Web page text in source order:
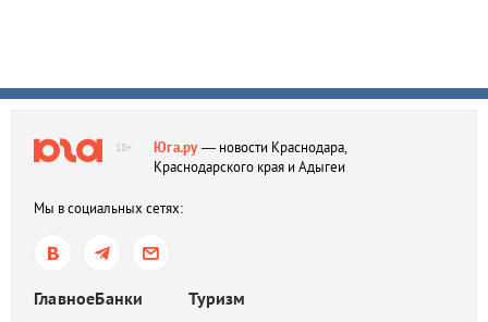
18+ Юга.ру— новости Краснодара,
Краснодарского края и Адыгеи
Мы в социальных сетях:
ГлавноеБанки Туризм